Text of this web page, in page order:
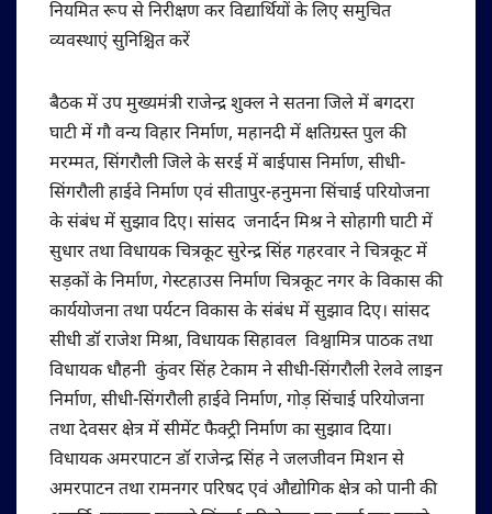
नियमित रूप से निरीक्षण कर विद्यार्थियों के लिए समुचित
व्यवस्थाएं सुनिश्चित करें
बैठक में उप मुख्यमंत्री राजेन्द्र शुक्ल ने सतना जिले में बगदरा
घाटी में गौ वन्य विहार निर्माण, महानदी में क्षतिग्रस्त पुल की
मरम्मत, सिंगरौली जिले के सरई में बाईपास निर्माण, सीधी-
सिंगरौली हाईवे निर्माण एवं सीतापुर-हनुमना सिंचाई परियोजना
के संबंध में सुझाव दिए। सांसद जनार्दन मिश्र ने सोहागी घाटी में
सुधार तथा विधायक चित्रकूट सुरेन्द्र सिंह गहरवार ने चित्रकूट में
सड़कों के निर्माण, गेस्टहाउस निर्माण चित्रकूट नगर के विकास की
कार्ययोजना तथा पर्यटन विकास के संबंध में सुझाव दिए। सांसद
सीधी डॉ राजेश मिश्रा, विधायक सिहावल विश्वामित्र पाठक तथा
विधायक धौहनी कुंवर सिंह टेकाम ने सीधी-सिंगरौली रेलवे लाइन
निर्माण, सीधी-सिंगरौली हाईवे निर्माण, गोड़ सिंचाई परियोजना
तथा देवसर क्षेत्र में सीमेंट फैक्ट्री निर्माण का सुझाव दिया।
विधायक अमरपाटन डॉ राजेन्द्र सिंह ने जलजीवन मिशन से
अमरपाटन तथा रामनगर परिषद एवं औद्योगिक क्षेत्र को पानी की